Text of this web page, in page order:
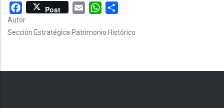
Facebook
Post Email WhatsApp
Autor
Sección Estratégica Patrimonio Histórico